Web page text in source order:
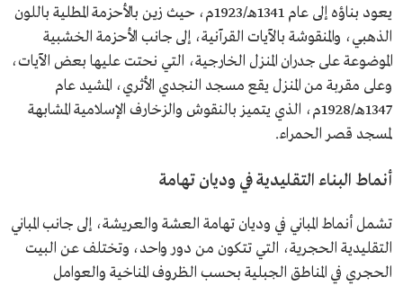
يعود بناؤه إلى عام 1341هـ/1923م، حيث زين بالأحزمة المطلية باللون
الذهبي، والمنقوشة بالآيات القرآنية، إلى جانب الأحزمة الخشبية
الموضوعة على جدران المنزل الخارجية، التي نحتت عليها بعض الآيات،
وعلى مقربة من المنزل يقع مسجد النجدي الأثري، المشيد عام
1347هـ/1928م، الذي يتميز بالنقوش والزخارف الإسلامية المشابهة
لمسجد قصر الحمراء.
أنماط البناء التقليدية في وديان تهامة
تشمل أنماط المباني في وديان تهامة العشة والعريشة، إلى جانب المباني
التقليدية الحجرية، التي تتكون من دور واحد، وتختلف عن البيت
الحجري في المناطق الجبلية بحسب الظروف المناخية والعوامل